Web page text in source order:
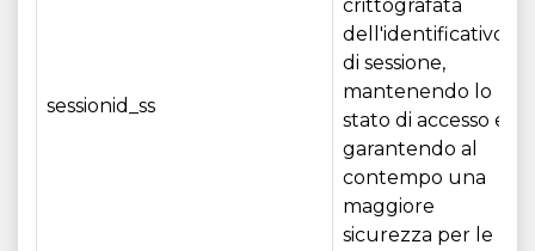
sessionid_ss
crittografata
dell'identificativo
di sessione,
mantenendo lo
stato di accesso e
garantendo al
contempo una
maggiore
sicurezza per le